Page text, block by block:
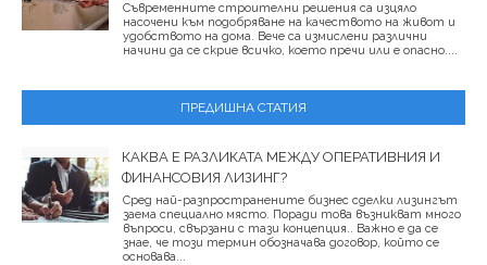
Съвременните строителни решения са изцяло
насочени към подобряване на качеството на живот и
удобството на дома. Вече са измислени различни
начини да се скрие всичко, което пречи или е опасно....
ПРЕДИШНА СТАТИЯ
КАКВА Е РАЗЛИКАТА МЕЖДУ ОПЕРАТИВНИЯ И
ФИНАНСОВИЯ ЛИЗИНГ?
Сред най-разпространените бизнес сделки лизингът
заема специално място. Поради това възникват много
въпроси, свързани с тази концепция.. Важно е да се
знае, че този термин обозначава договор, който се
основава...